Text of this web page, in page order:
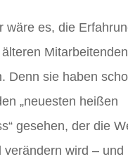
wäre es, die
Denn sie haben
„neuesten heißen
gesehen, der die
verändern wird – und